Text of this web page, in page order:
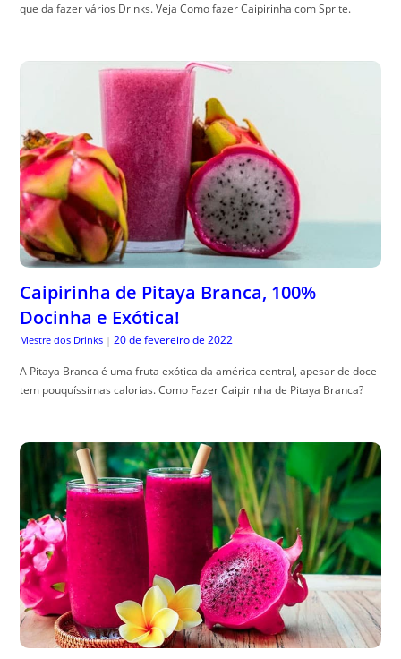
que da fazer vários Drinks. Veja Como fazer Caipirinha com Sprite.
Caipirinha de Pitaya Branca, 100%
Docinha e Exótica!
Mestre dos Drinks | 20 de fevereiro de 2022
A Pitaya Branca é uma fruta exótica da américa central, apesar de doce
tem pouquíssimas calorias. Como Fazer Caipirinha de Pitaya Branca?